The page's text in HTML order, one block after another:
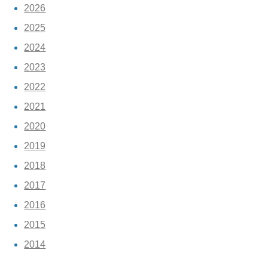
2026
2025
2024
2023
2022
2021
2020
2019
2018
2017
2016
2015
2014